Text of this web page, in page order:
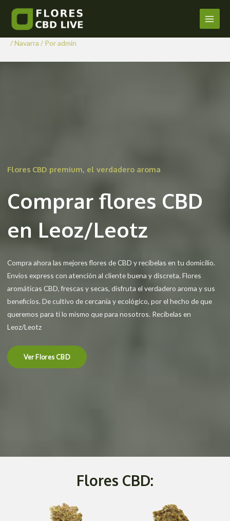
contenido
Main
Comprar Flores CBD en
Leoz/Leotz
/Navarra / Poradmin
Flores CBD premium, el verdadero aroma
Comprar flores CBD
en Leoz/Leotz
Compra ahora las mejores flores de CBD y recíbelas en tu domicilio.
Envíos express con atención al cliente buena y discreta. Flores
aromáticas CBD, frescas y secas, disfruta el verdadero aroma y sus
beneficios. De cultivo de cercanía y ecológico, por el hecho de que
queremos para ti lo mismo que para nosotros. Recíbelas en
Leoz/Leotz
Ver Flores CBD
Flores CBD: